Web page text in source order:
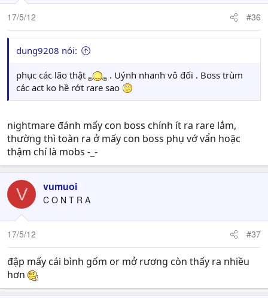
17/5/12 #36
dung9208 nói:
phục các lão thật
. Uýnh nhanh vô đối . Boss trùm
các act ko hề rớt rare sao
nightmare đánh mấy con boss chính ít ra rare lắm,
thường thì toàn ra ở mấy con boss phụ vớ vẩn hoặc
thậm chí là mobs -_-
V vumuoi
C O N T R A
17/5/12 #37
đập mấy cái bình gốm or mở rương còn thấy ra nhiều
hơn